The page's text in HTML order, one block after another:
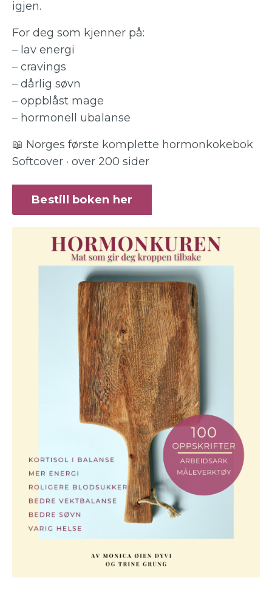
igjen.
For deg som kjenner på:
– lav energi
– cravings
– dårlig søvn
– oppblåst mage
– hormonell ubalanse
📖 Norges første komplette hormonkokebok
Softcover · over 200 sider
Bestill boken her